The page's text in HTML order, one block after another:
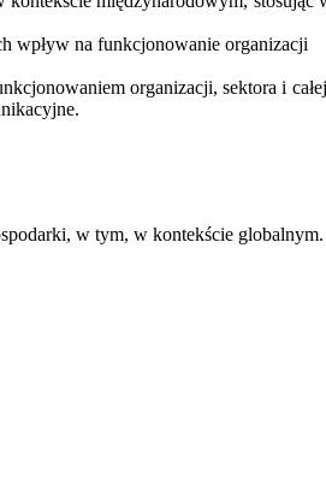
wpływ na funkcjonowanie organizacji
organizacji, sektora i
w tym, w kontekście globalnym.